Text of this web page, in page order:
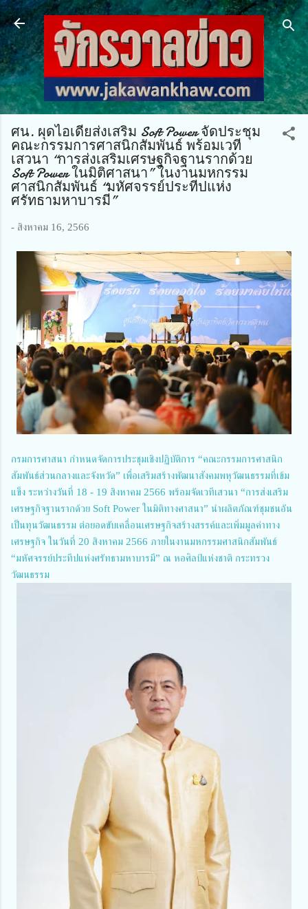
ข้ามไปที่เนื้อหาหลัก
ศน. ผุดไอเดียส่งเสริม Soft Power จัดประชุม
คณะกรรมการศาสนิกสัมพันธ์ พร้อมเวที
เสวนา “การส่งเสริมเศรษฐกิจฐานรากด้วย
Soft Power ในมิติศาสนา” ในงานมหกรรม
ศาสนิกสัมพันธ์ “มหัศจรรย์ประทีปแห่ง
ศรัทธามหาบารมี”
- สิงหาคม 16, 2566
กรมการศาสนา กำหนดจัดการประชุมเชิงปฏิบัติการ “คณะกรรมการศาสนิก
สัมพันธ์ส่วนกลางและจังหวัด” เพื่อเสริมสร้างพัฒนาสังคมพหุวัฒนธรรมที่เข้ม
แข็ง ระหว่างวันที่ 18 - 19 สิงหาคม 2566 พร้อมจัดเวทีเสวนา “การส่งเสริม
เศรษฐกิจฐานรากด้วย Soft Power ในมิติทางศาสนา” นำผลิตภัณฑ์ชุมชนอัน
เป็นทุนวัฒนธรรม ต่อยอดขับเคลื่อนเศรษฐกิจสร้างสรรค์และเพิ่มมูลค่าทาง
เศรษฐกิจ ในวันที่ 20 สิงหาคม 2566 ภายในงานมหกรรมศาสนิกสัมพันธ์
“มหัศจรรย์ประทีปแห่งศรัทธามหาบารมี” ณ หอศิลป์แห่งชาติ กระทรวง
วัฒนธรรม